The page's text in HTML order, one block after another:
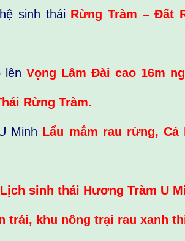
sinh thái Rừng Tràm – Đất
lên Vọng Lâm Đài cao 16m
Rừng Tràm.
Minh Lẩu mắm rau rừng,
sinh thái Hương Tràm U
trái, khu nông trại rau xanh